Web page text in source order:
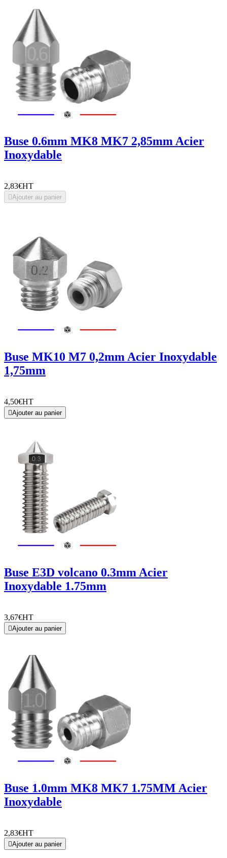
Buse 0.6mm MK8 MK7 2,85mm Acier
Inoxydable
2,83€HT
Ajouter au panier
Buse MK10 M7 0,2mm Acier Inoxydable
1,75mm
4,50€HT
Ajouter au panier
Buse E3D volcano 0.3mm Acier
Inoxydable 1.75mm
3,67€HT
Ajouter au panier
Buse 1.0mm MK8 MK7 1.75MM Acier
Inoxydable
2,83€HT
Ajouter au panier